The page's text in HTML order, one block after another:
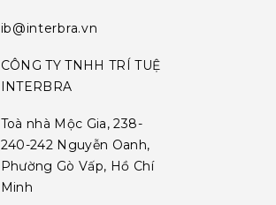
ib@interbra.vn
CÔNG TY TNHH TRÍ TUỆ
INTERBRA
Toà nhà Mộc Gia, 238-
240-242 Nguyễn Oanh,
Phường Gò Vấp, Hồ Chí
Minh